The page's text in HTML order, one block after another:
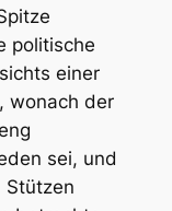
politische
einer
wonach der
sei, und
Stützen